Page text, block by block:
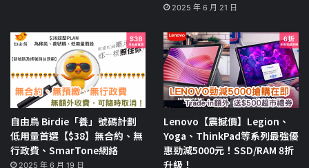
2025 年 6 月 21 日
自由鳥 Birdie「養」號碼計劃
低用量首選【$38】無合約、無
行政費、SmarTone網絡
2025 年 6 月 19 日
Lenovo【震撼價】Legion、
Yoga、ThinkPad等系列最強優
惠勁減5000元！SSD/RAM 8折
升級！